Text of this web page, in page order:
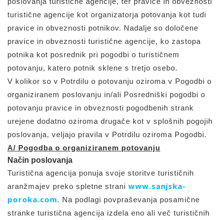
turistične agencije kot organizatorja potovanja kot tudi
pravice in obveznosti potnikov. Nadalje so določene
pravice in obveznosti turistične agencije, ko zastopa
potnika kot posrednik pri pogodbi o turističnem
potovanju, katero potnik sklene s tretjo osebo.
V kolikor so v Potrdilu o potovanju oziroma v Pogodbi o
organiziranem poslovanju in/ali Posredniški pogodbi o
potovanju pravice in obveznosti pogodbenih strank
urejene dodatno oziroma drugače kot v splošnih pogojih
poslovanja, veljajo pravila v Potrdilu oziroma Pogodbi.
A/ Pogodba o organiziranem potovanju
Način poslovanja
Turistična agencija ponuja svoje storitve turističnih
aranžmajev preko spletne strani www.sanjska-
poroka.com. Na podlagi povpraševanja posamične
stranke turistična agencija izdela eno ali več turističnih